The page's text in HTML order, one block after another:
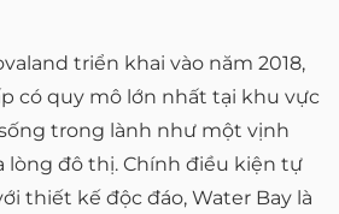
triển khai vào năm 2018,
có quy mô lớn nhất tại khu vực
trong lành như một vịnh
lòng đô thị. Chính điều kiện tự
thiết kế độc đáo, Water Bay là